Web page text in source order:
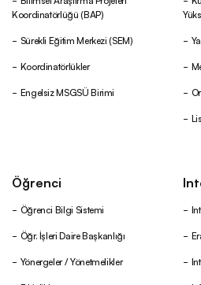
Koordinatörlüğü (BAP)
Sürekli Eğitim Merkezi (SEM)
Koordinatörlükler
Engelsiz MSGSÜ Birimi
Öğrenci
Öğrenci Bilgi Sistemi
Öğr. İşleri Daire Başkanlığı
Yönergeler / Yönetmelikler